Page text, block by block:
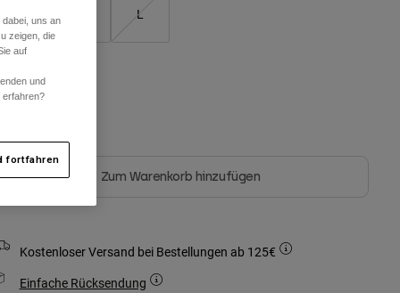
S
ausgewählt
L
-Schwarz
Zum Warenkorb hinzufügen
Kostenloser Versand bei Bestellungen ab 125€
Einfache Rücksendung
uns an
zeigen, die
auf
und
erfahren?
fortfahren